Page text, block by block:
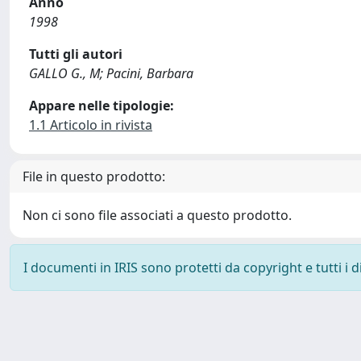
1998
Tutti gli autori
GALLO G., M; Pacini, Barbara
Appare nelle tipologie:
1.1 Articolo in rivista
File in questo prodotto:
Non ci sono file associati a questo prodotto.
I documenti in IRIS sono protetti da copyright e tutti i